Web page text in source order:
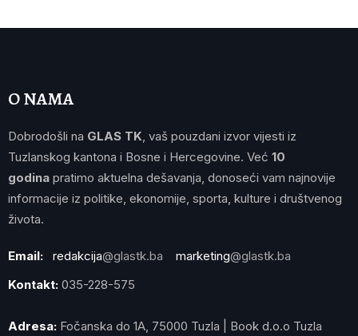
O NAMA
Dobrodošli na GLAS TK , vaš pouzdani izvor vijesti iz
Tuzlanskog kantona i Bosne i Hercegovine. Već 10
godina pratimo aktuelna dešavanja, donoseći vam najnovije
informacije iz politike, ekonomije, sporta, kulture i društvenog
života.
Email: redakcija@glastk.ba marketing@glastk.ba
Kontakt: 035-228-575
Adresa: Fočanska do 1A, 75000 Tuzla | Book d.o.o Tuzla